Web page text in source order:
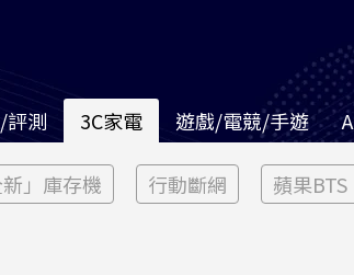
評測 3C家電 遊戲/電競/手遊
新」庫存機 行動斷網 蘋果BTS